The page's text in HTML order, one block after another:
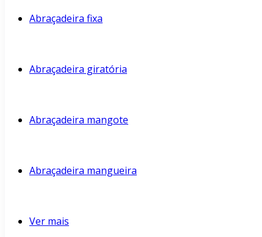
Abraçadeira fixa
Abraçadeira giratória
Abraçadeira mangote
Abraçadeira mangueira
Ver mais